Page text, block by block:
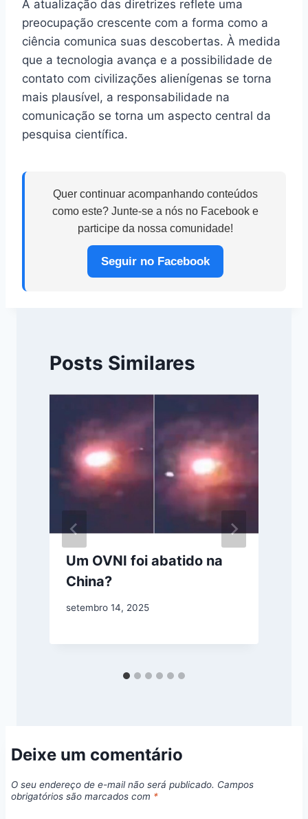
A atualização das diretrizes reflete uma
preocupação crescente com a forma como a
ciência comunica suas descobertas. À medida
que a tecnologia avança e a possibilidade de
contato com civilizações alienígenas se torna
mais plausível, a responsabilidade na
comunicação se torna um aspecto central da
pesquisa científica.
Quer continuar acompanhando conteúdos
como este? Junte-se a nós no Facebook e
participe da nossa comunidade!
Seguir no Facebook
Posts Similares
Um OVNI foi abatido na
China?
setembro 14, 2025
Deixe um comentário
O seu endereço de e-mail não será publicado. Campos
obrigatórios são marcados com *